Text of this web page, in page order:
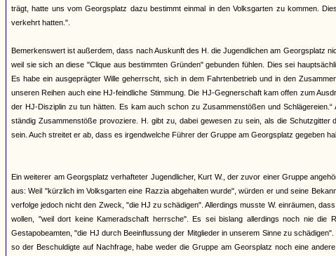
trägt, hatte uns vom Georgsplatz dazu bestimmt einmal in den Volksgarten zu kommen.
verkehrt hatten.".
Bemerkenswert ist außerdem, dass nach Auskunft des H. die Jugendlichen am Georgsplatz
weil sie sich an diese "Clique aus bestimmten Gründen" gebunden fühlen. Dies sei
Es habe ein ausgeprägter Wille geherrscht, sich in dem Fahrtenbetrieb und in den
unseren Reihen auch eine HJ-feindliche Stimmung. Die HJ-Gegnerschaft kam offen zum
der HJ-Disziplin zu tun hätten. Es kam auch schon zu Zusammenstößen und
ständig Zusammenstöße provoziere. H. gibt zu, dabei gewesen zu sein, als die
sein. Auch streitet er ab, dass es irgendwelche Führer der Gruppe am Georgsplatz gegeben
Ein weiterer am Georgsplatz verhafteter Jugendlicher, Kurt W., der zuvor einer Gruppe
aus: Weil "kürzlich im Volksgarten eine Razzia abgehalten wurde", würden er und seine
verfolge jedoch nicht den Zweck, "die HJ zu schädigen". Allerdings musste W. einräumen,
wollen, "weil dort keine Kameradschaft herrsche". Es sei bislang allerdings noch nie die
Gestapobeamten, "die HJ durch Beeinflussung der Mitglieder in unserem Sinne zu
so der Beschuldigte auf Nachfrage, habe weder die Gruppe am Georsplatz noch eine